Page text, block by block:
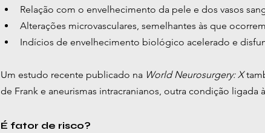
Relação com o envelhecimento da pele e dos vasos
Alterações microvasculares, semelhantes às que
Indícios de envelhecimento biológico acelerado e
Um estudo recente publicado na World Neurosurgery: X
de Frank e aneurismas intracranianos, outra condição ligada
É fator de risco?